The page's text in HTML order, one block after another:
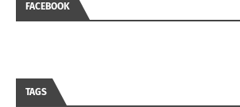
FACEBOOK
TAGS